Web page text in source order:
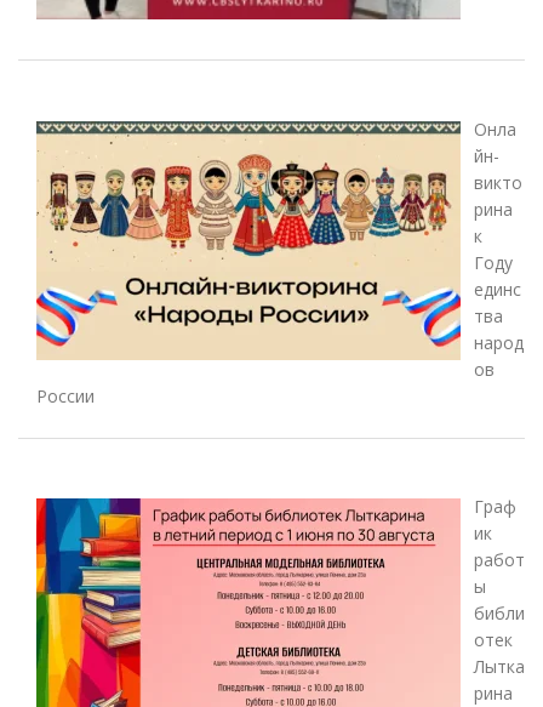
Онла
йн-
викто
рина
к
Году
единс
тва
народ
ов
России
Граф
ик
работ
ы
библи
отек
Лытка
рина